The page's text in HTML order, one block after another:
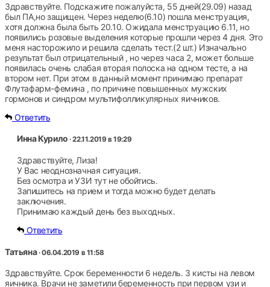
Здравствуйте. Подскажите пожалуйста, 55 дней(29.09) назад
был ПА,но защищен. Через неделю(6.10) пошла менструация,
хотя должна была быть 20.10. Ожидала менструацию 6.11, но
появились розовые выделения которые прошли через 4 дня. Это
меня насторожило и решила сделать тест.(2 шт.) Изначально
результат был отрицательный , но через часа 2, может больше
появилась очень слабая вторая полоска на одном тесте, а на
втором нет. При этом в данный момент принимаю препарат
Флутафарм-фемина , по причине повышенных мужских
гормонов и синдром мультифолликулярных яичников.
Ответить
Инна Курило· 22.11.2019 в 19:29
Здравствуйте, Лиза!
У Вас неоднозначная ситуация.
Без осмотра и УЗИ тут не обойтись.
Запишитесь на прием и тогда можно будет делать
заключения.
Принимаю каждый день без выходных.
Ответить
Татьяна· 06.04.2019 в 11:58
Здравствуйте. Срок беременности 6 недель. 3 кисты на левом
яичника. Врачи не заметили беременность при первом узи и